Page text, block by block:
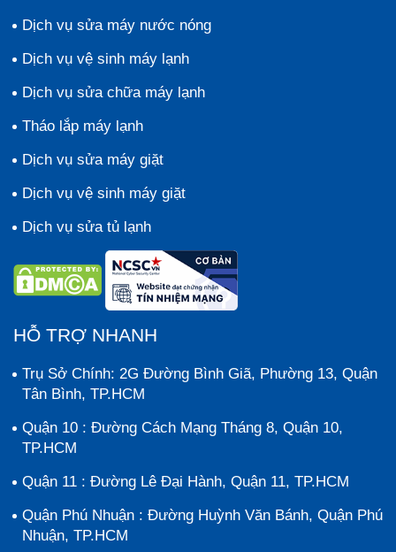
Dịch vụ sửa máy nước nóng
Dịch vụ vệ sinh máy lạnh
Dịch vụ sửa chữa máy lạnh
Tháo lắp máy lạnh
Dịch vụ sửa máy giặt
Dịch vụ vệ sinh máy giặt
Dịch vụ sửa tủ lạnh
HỖ TRỢ NHANH
Trụ Sở Chính: 2G Đường Bình Giã, Phường 13, Quận
Tân Bình, TP.HCM
Quận 10 : Đường Cách Mạng Tháng 8, Quận 10,
TP.HCM
Quận 11 : Đường Lê Đại Hành, Quận 11, TP.HCM
Quận Phú Nhuận : Đường Huỳnh Văn Bánh, Quận Phú
Nhuận, TP.HCM